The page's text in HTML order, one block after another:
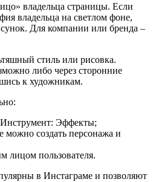
владельца страницы. Если
владельца на светлом фоне,
Для компании или бренда –
стиль или рисовка.
либо через сторонние
к художникам.
Эффекты;
можно создать персонажа и
лицом пользователя.
в Инстаграме и позволяют